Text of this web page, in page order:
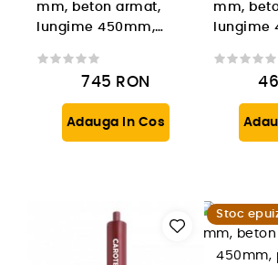
mm, beton armat,
lungime 450mm,
745 RON
Adauga In Cos
mm,
lungime
Stoc